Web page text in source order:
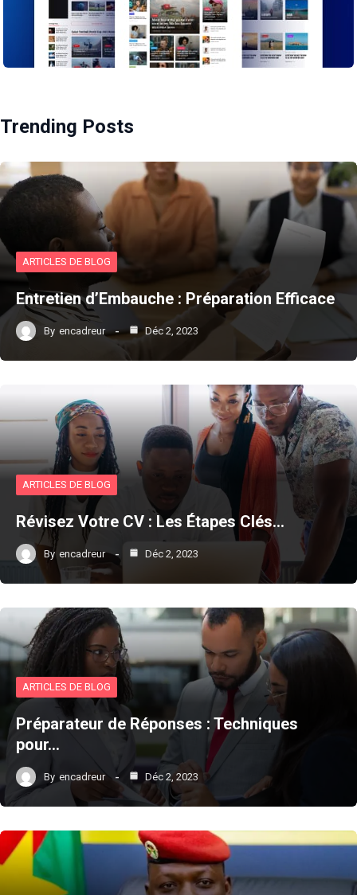
Trending Posts
ARTICLES DE BLOG
Entretien d’Embauche : Préparation Efficace
By encadreur Déc 2, 2023
ARTICLES DE BLOG
Révisez Votre CV : Les Étapes Clés…
By encadreur Déc 2, 2023
ARTICLES DE BLOG
Préparateur de Réponses : Techniques
pour…
By encadreur Déc 2, 2023